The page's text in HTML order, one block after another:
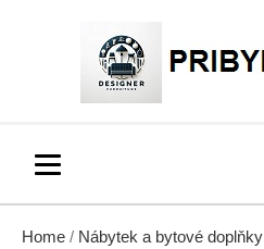
Home / Nábytek a bytové doplňky